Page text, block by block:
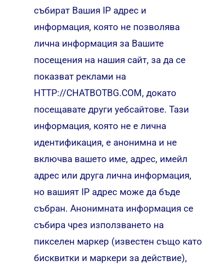
събират Вашия IP адрес и
информация, която не позволява
лична информация за Вашите
посещения на нашия сайт, за да се
показват реклами на
HTTP://CHATBOTBG.COM, докато
посещавате други уебсайтове. Тази
информация, която не е лична
идентификация, е анонимна и не
включва вашето име, адрес, имейл
адрес или друга лична информация,
но вашият IP адрес може да бъде
събран. Анонимната информация се
събира чрез използването на
пикселен маркер (известен също като
бисквитки и маркери за действие),